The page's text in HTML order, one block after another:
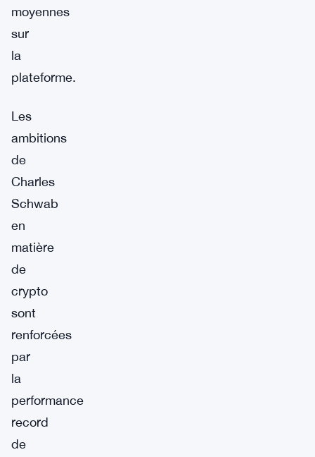
moyennes
sur
la
plateforme.
Les
ambitions
de
Charles
Schwab
en
matière
de
crypto
sont
renforcées
par
la
performance
record
de